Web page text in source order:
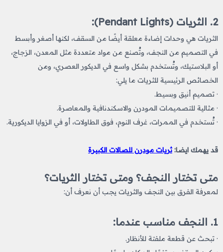
2. الثريات (Pendant Lights):
الثريات هي وحدات إضاءة معلقة أيضًا من السقف، لكنها أصغر وأبسط
في التصميم من النجف، وتُصنع من مواد متعددة مثل المعدن، الزجاج،
أو البلاستيك، وتُستخدم بشكل واسع في الديكور العصري، ومن
الخصائص الرئيسية للثريات ما يلي:
· تصميم أنيق وبسيط.
· مثالية للتصميمات المودرن والاسكندنافية والمعاصرة.
· تُستخدم في الممرات، غرف النوم، فوق الطاولات، أو في الزوايا الديكورية.
قد يهمك ايضا:ثريات مودرن للصالات الكبيرة
متى تختار النجف؟ ومتى تختار الثريات؟
لمعرفة الفرق بين النجف والثريات يجب أن نعرف أن:
1. النجف مناسب عندما:
· تبحث عن قطعة ملفتة للأنظار.